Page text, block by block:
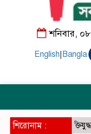
শনিবার, ০৮
English Bangla
শিরোনাম :মুক্তিযুদ্ধ ছিলো